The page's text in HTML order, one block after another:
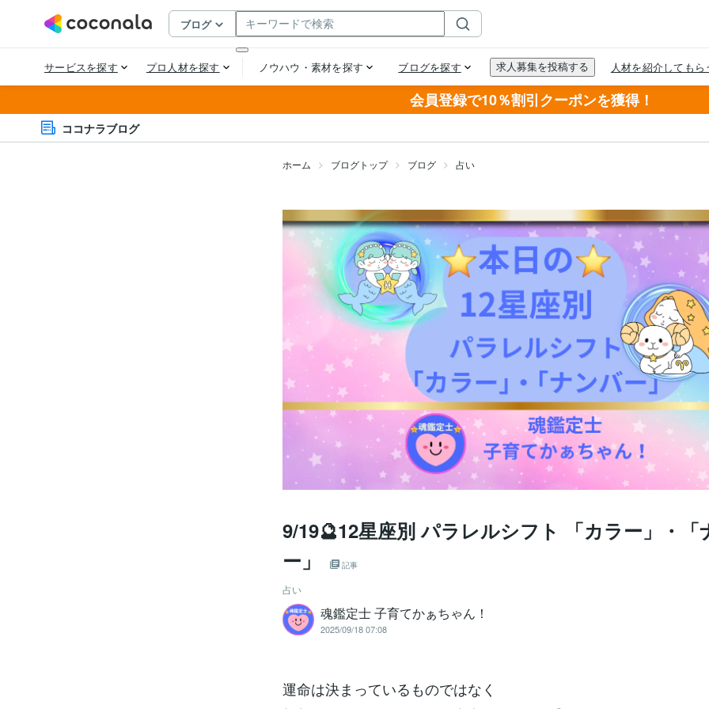
会員登録で10％割引クーポンを獲得！
ココナラブログ
ホーム ブログトップ ブログ 占い
9/19🔮12星座別 パラレルシフト 「カラー」・「
ー」
記事
占い
魂鑑定士 子育てかぁちゃん！
2025/09/18 07:08
運命は決まっているものではなく